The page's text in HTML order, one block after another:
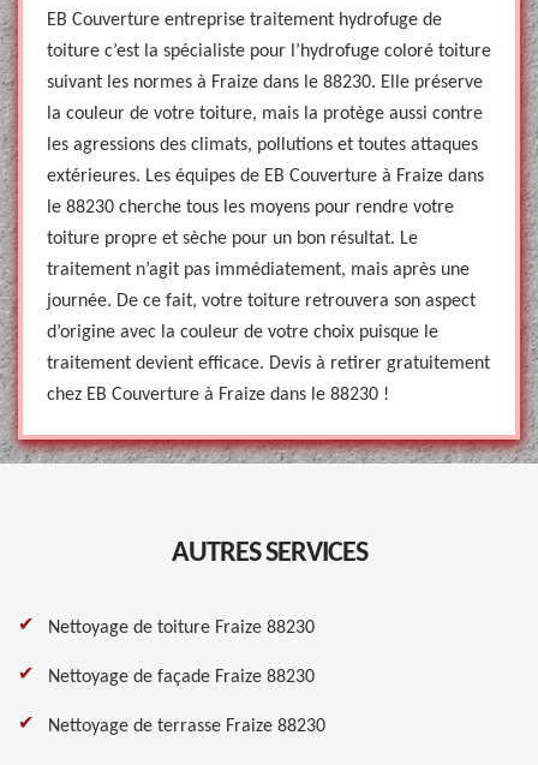
EB Couverture entreprise traitement hydrofuge de
toiture c’est la spécialiste pour l’hydrofuge coloré toiture
suivant les normes à Fraize dans le 88230. Elle préserve
la couleur de votre toiture, mais la protège aussi contre
les agressions des climats, pollutions et toutes attaques
extérieures. Les équipes de EB Couverture à Fraize dans
le 88230 cherche tous les moyens pour rendre votre
toiture propre et sèche pour un bon résultat. Le
traitement n’agit pas immédiatement, mais après une
journée. De ce fait, votre toiture retrouvera son aspect
d’origine avec la couleur de votre choix puisque le
traitement devient efficace. Devis à retirer gratuitement
chez EB Couverture à Fraize dans le 88230 !
AUTRES SERVICES
Nettoyage de toiture Fraize 88230
Nettoyage de façade Fraize 88230
Nettoyage de terrasse Fraize 88230